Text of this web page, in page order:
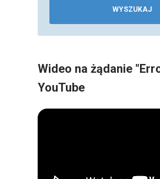
WYSZUKAJ
Wideo na żądanie
YouTube